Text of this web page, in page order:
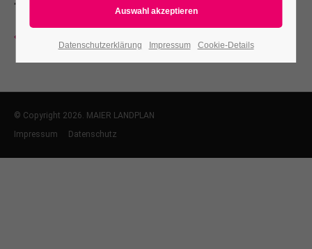
"What's happened to me?"
© Copyright 2026. MAIER LANDPLAN
Impressum
Datenschutz
Datenschutzerklärung Impressum Cookie-Details